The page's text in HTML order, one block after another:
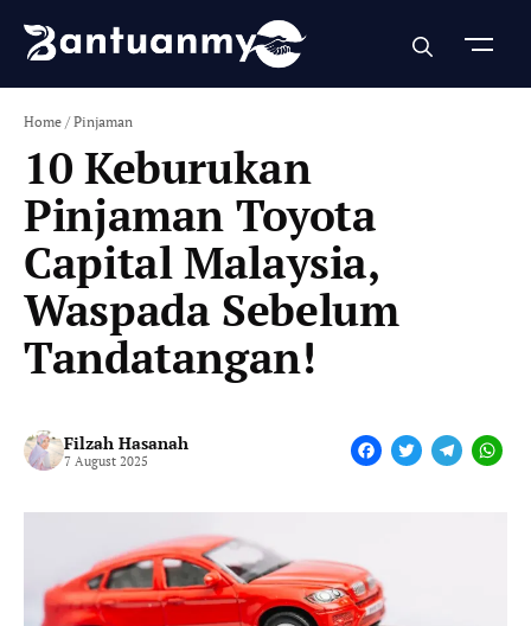
content
Home /Pinjaman
10 Keburukan
Pinjaman Toyota
Capital Malaysia,
Waspada Sebelum
Tandatangan!
Filzah Hasanah
7 August 2025
F
b
o
T
T
W